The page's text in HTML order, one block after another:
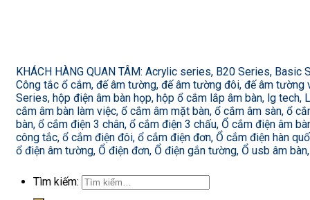
KHÁCH HÀNG QUAN TÂM: Acrylic series, B20 Series,
Công tắc ổ cắm, đế âm tường, đế âm tường đôi, đế âm
Series, hộp điện âm bàn họp, hộp ổ cắm lắp âm bàn, lg
cắm âm bàn làm việc, ổ cắm âm mặt bàn, ổ cắm âm sàn, ổ
bàn, ổ cắm điện 3 chân, ổ cắm điện 3 chấu, Ổ cắm điện âm
công tắc, ổ cắm điện đôi, ổ cắm điện đơn, Ổ cắm điện hàn
ổ điện âm tường, Ổ điện đơn, Ổ điện gắn tường, Ổ usb âm
Tìm kiếm: